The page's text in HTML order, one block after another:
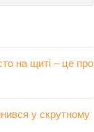
на щиті – це про
у скрутному